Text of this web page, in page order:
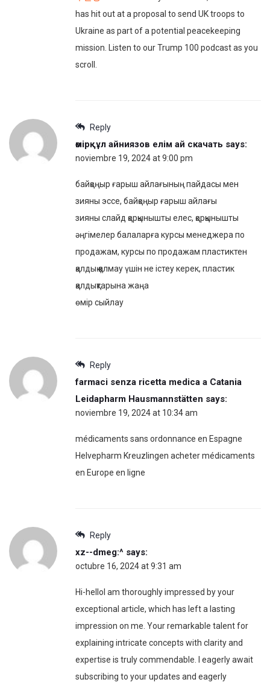
has hit out at a proposal to send UK troops to
Ukraine as part of a potential peacekeeping
mission. Listen to our Trump 100 podcast as you
scroll.
Reply
өмірқұл айниязов елім ай скачать says:
noviembre 19, 2024 at 9:00 pm
байқоңыр ғарыш айлағының пайдасы мен
зияны эссе, байқоңыр ғарыш айлағы
зияны слайд қорқынышты елес, қорқынышты
әңгімелер балаларға курсы менеджера по
продажам, курсы по продажам пластиктен
қалдық қалмау үшін не істеу керек, пластик
қалдықтарына жаңа
өмір сыйлау
Reply
farmaci senza ricetta medica a Catania
Leidapharm Hausmannstätten says:
noviembre 19, 2024 at 10:34 am
médicaments sans ordonnance en Espagne
Helvepharm Kreuzlingen acheter médicaments
en Europe en ligne
Reply
xz--dmeg:^ says:
octubre 16, 2024 at 9:31 am
Hi-helloI am thoroughly impressed by your
exceptional article, which has left a lasting
impression on me. Your remarkable talent for
explaining intricate concepts with clarity and
expertise is truly commendable. I eagerly await
subscribing to your updates and eagerly